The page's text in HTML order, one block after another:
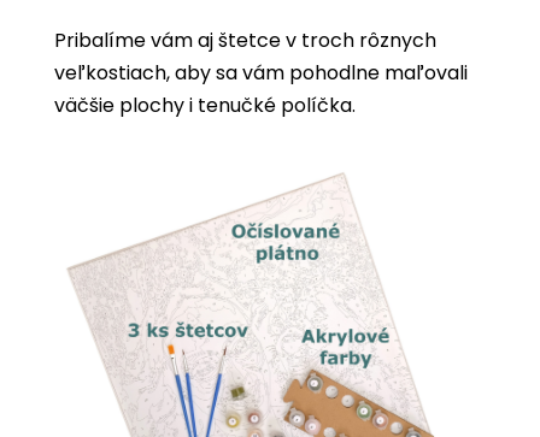
Pribalíme vám aj štetce v troch rôznych
veľkostiach, aby sa vám pohodlne maľovali
väčšie plochy i tenučké políčka.